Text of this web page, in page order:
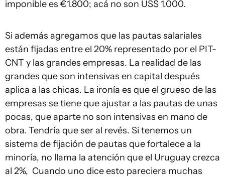
imponible es €1.800; acá no son US$ 1.000.
Si además agregamos que las pautas salariales
están fijadas entre el 20% representado por el PIT-
CNT y las grandes empresas. La realidad de las
grandes que son intensivas en capital después
aplica a las chicas. La ironía es que el grueso de las
empresas se tiene que ajustar a las pautas de unas
pocas, que aparte no son intensivas en mano de
obra. Tendría que ser al revés. Si tenemos un
sistema de fijación de pautas que fortalece a la
minoría, no llama la atención que el Uruguay crezca
al 2%, Cuando uno dice esto pareciera muchas